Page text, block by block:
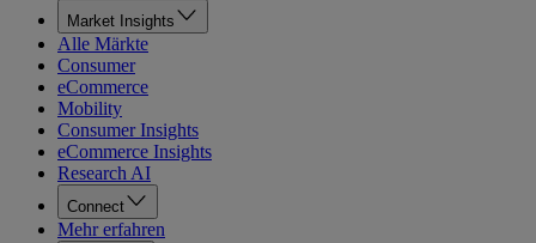
Market Insights
Alle Märkte
Consumer
eCommerce
Mobility
Consumer Insights
eCommerce Insights
Research AI
Connect
Mehr erfahren